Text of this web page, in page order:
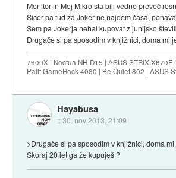
Monitor in Moj Mikro sta bili vedno preveč
Sicer pa tud za Joker ne najdem časa,
Sem pa Jokerja nehal kupovat z junijsko
Drugače si pa sposodim v knjižnici, doma mi
7600X | Noctua NH-D15 | ASUS STRIX
Palit GameRock 4080 | Be Quiet 802 | ASUS
Hayabusa
::30. nov 2013, 21:09
>Drugače si pa sposodim v knjižnici, doma
Skoraj 20 let ga že kupuješ ?